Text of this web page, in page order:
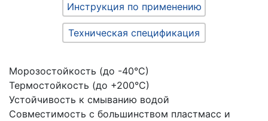
Инструкция по применению
Техническая спецификация
Морозостойкость (до -40°С)
Термостойкость (до +200°С)
Устойчивость к смыванию водой
Совместимость с большинством пластмасс и